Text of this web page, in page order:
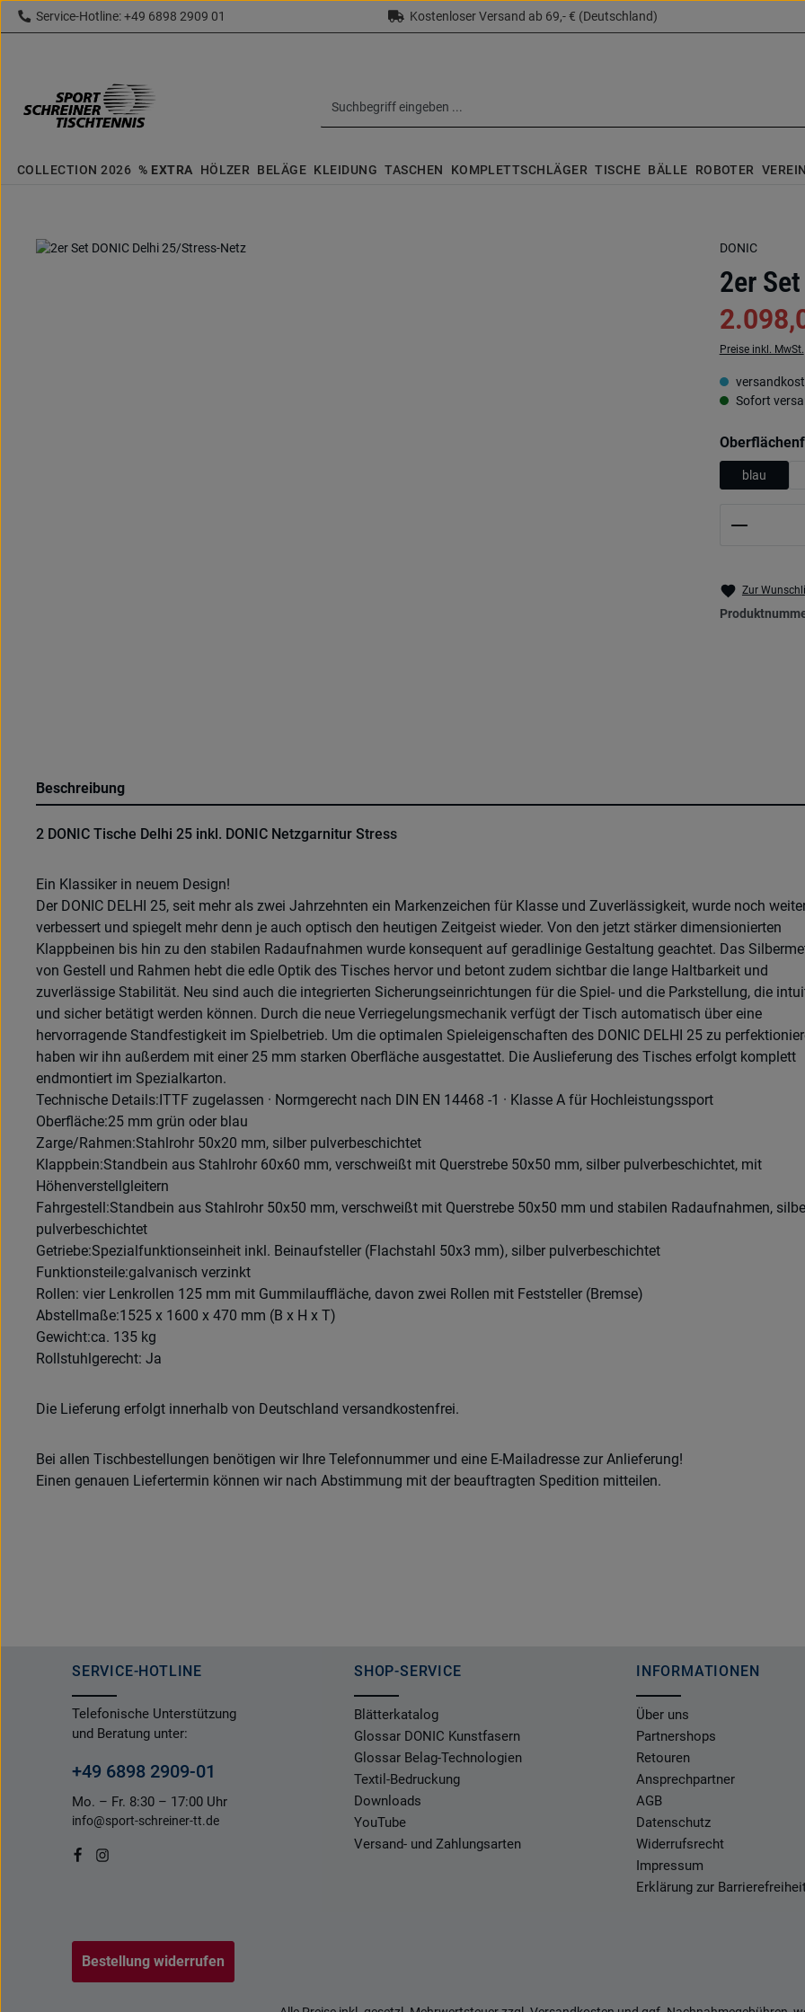
Hauptinhalt springen
Zur Suche springen
Zur Hauptnavigation springen
Service-Hotline: +49 6898 2909 01
Kostenloser Versand ab 69,- € (Deutschland)
COLLECTION 2026 % EXTRA HÖLZER BELÄGE KLEIDUNG TASCHEN KOMPLETTSCHLÄGER TISCHE BÄLLE ROBOTER
Bildergalerie überspringen DONIC
2er
Preise inkl. MwSt.
Sofort
blau
Zur
Beschreibung
2 DONIC Tische Delhi 25 inkl. DONIC Netzgarnitur Stress
Ein Klassiker in neuem Design!
Der DONIC DELHI 25, seit mehr als zwei Jahrzehnten ein Markenzeichen für Klasse und Zuverlässigkeit, wurde noch
verbessert und spiegelt mehr denn je auch optisch den heutigen Zeitgeist wieder. Von den jetzt stärker dimensionierten
Klappbeinen bis hin zu den stabilen Radaufnahmen wurde konsequent auf geradlinige Gestaltung geachtet. Das
von Gestell und Rahmen hebt die edle Optik des Tisches hervor und betont zudem sichtbar die lange Haltbarkeit und
zuverlässige Stabilität. Neu sind auch die integrierten Sicherungseinrichtungen für die Spiel- und die Parkstellung, die
und sicher betätigt werden können. Durch die neue Verriegelungsmechanik verfügt der Tisch automatisch über eine
hervorragende Standfestigkeit im Spielbetrieb. Um die optimalen Spieleigenschaften des DONIC DELHI 25 zu
haben wir ihn außerdem mit einer 25 mm starken Oberfläche ausgestattet. Die Auslieferung des Tisches erfolgt komplett
endmontiert im Spezialkarton.
Technische Details:ITTF zugelassen · Normgerecht nach DIN EN 14468 -1 · Klasse A für Hochleistungssport
Oberfläche:25 mm grün oder blau
Zarge/Rahmen:Stahlrohr 50x20 mm, silber pulverbeschichtet
Klappbein:Standbein aus Stahlrohr 60x60 mm, verschweißt mit Querstrebe 50x50 mm, silber pulverbeschichtet, mit
Höhenverstellgleitern
Fahrgestell:Standbein aus Stahlrohr 50x50 mm, verschweißt mit Querstrebe 50x50 mm und stabilen Radaufnahmen,
pulverbeschichtet
Getriebe:Spezialfunktionseinheit inkl. Beinaufsteller (Flachstahl 50x3 mm), silber pulverbeschichtet
Funktionsteile:galvanisch verzinkt
Rollen: vier Lenkrollen 125 mm mit Gummilauffläche, davon zwei Rollen mit Feststeller (Bremse)
Abstellmaße:1525 x 1600 x 470 mm (B x H x T)
Gewicht:ca. 135 kg
Rollstuhlgerecht: Ja
Die Lieferung erfolgt innerhalb von Deutschland versandkostenfrei.
Bei allen Tischbestellungen benötigen wir Ihre Telefonnummer und eine E-Mailadresse zur Anlieferung!
Einen genauen Liefertermin können wir nach Abstimmung mit der beauftragten Spedition mitteilen.
SERVICE-HOTLINE
Telefonische Unterstützung
und Beratung unter:
+49 6898 2909-01
Mo. – Fr. 8:30 – 17:00 Uhr
info@sport-schreiner-tt.de
SHOP-SERVICE
Blätterkatalog
Glossar DONIC Kunstfasern
Glossar Belag-Technologien
Textil-Bedruckung
Downloads
YouTube
Versand- und Zahlungsarten
INFORMATIONEN
Über uns
Partnershops
Retouren
Ansprechpartner
AGB
Datenschutz
Widerrufsrecht
Impressum
Erklärung zur
Bestellung widerrufen